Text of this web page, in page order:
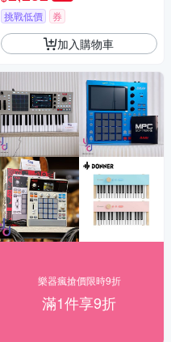
挑戰低價 券
加入購物車
樂器瘋搶價限時9折
滿1件享9折